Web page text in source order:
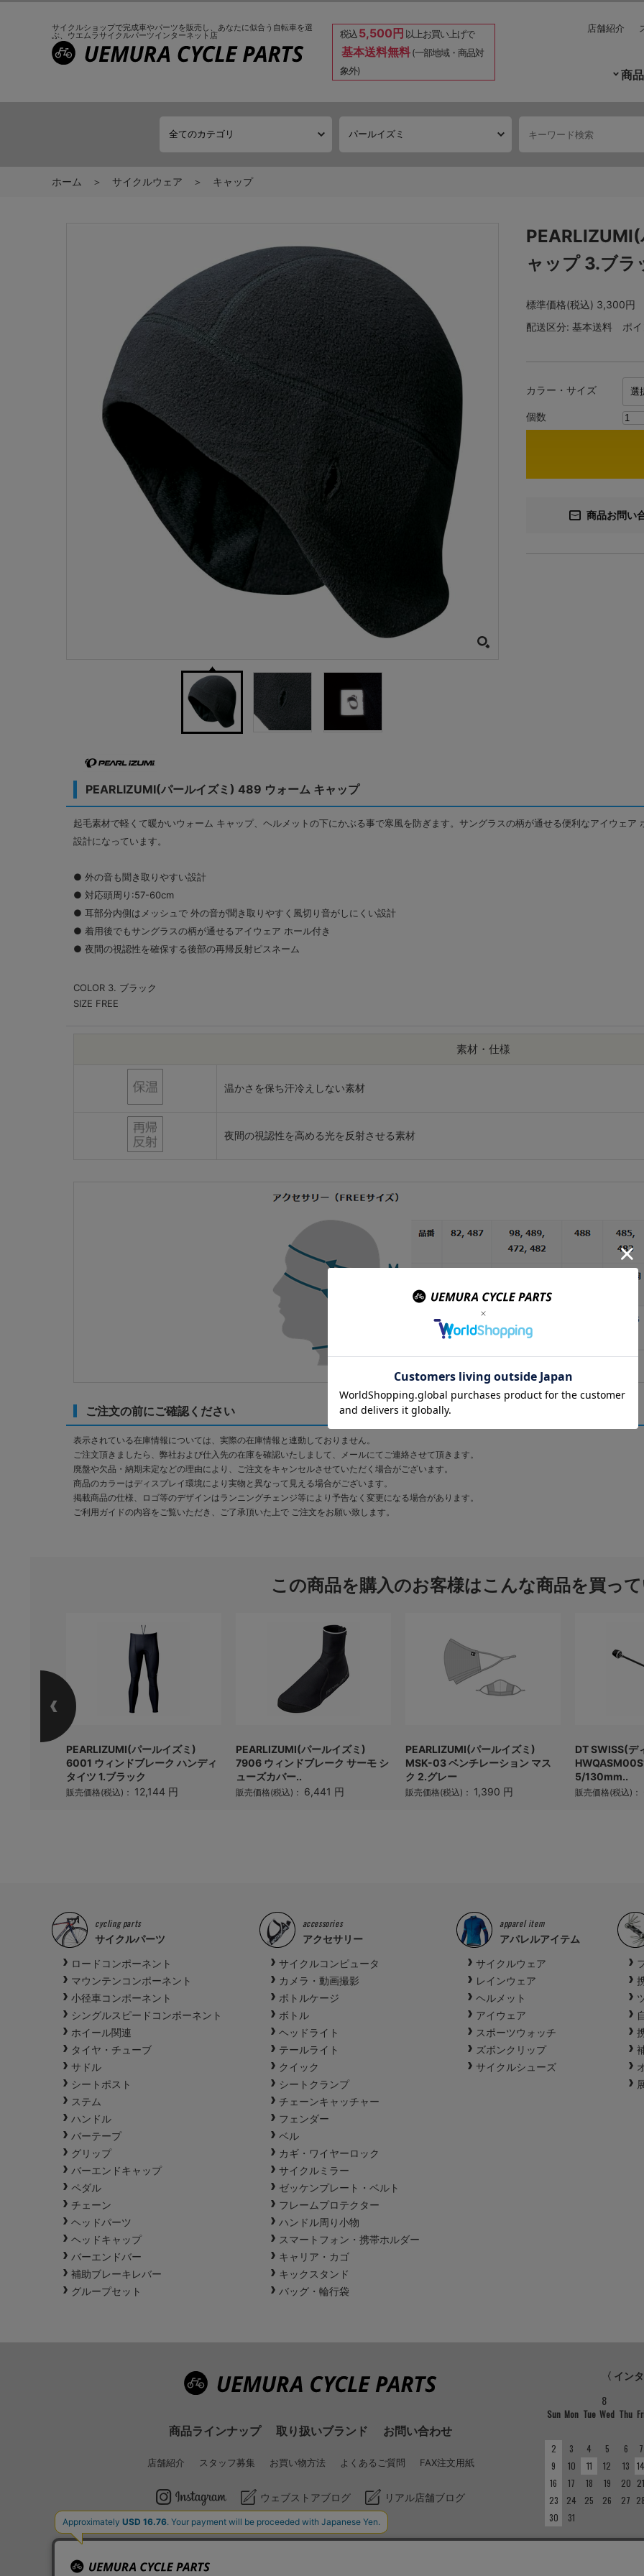
サイクルショップで完成車やパーツを販売し、 あなたに似合う自転車を選
ぶ、 ウエムラサイクルパーツインターネット店 税込5,500円 以上お買い上げで
基本送料無料(一部地域・商品対
象外)
店舗紹介
商
ホーム サイクルウェア キャップ
ャップ 3.ブラ
標準価格(税込) 3,300円
配送区分: 基本送料 ポ
カラー・サイズ
個数
商品お問い
PEARLIZUMI(パールイズミ) 489 ウォーム キャップ
起毛素材で軽くて暖かいウォーム キャップ、ヘルメットの下にかぶる事で寒風を防ぎます。サングラスの柄が通せる便利なアイウェ
設計になっています。
● 外の音も聞き取りやすい設計
● 対応頭周り:57-60cm
● 耳部分内側はメッシュで 外の音が聞き取りやすく風切り音がしにくい設計
● 着用後でもサングラスの柄が通せるアイウェア ホール付き
● 夜間の視認性を確保する後部の再帰反射ピスネーム
COLOR 3. ブラック
SIZE FREE
素材・仕様
温かさを保ち汗冷えしない素材
夜間の視認性を高める光を反射させる素材
ご注文の前にご確認ください
表示されている在庫情報については、実際の在庫情報と連動しておりません。
ご注文頂きましたら、弊社および仕入先の在庫を確認いたしまして、メールにてご連絡させて頂きます。
廃盤や欠品・納期未定などの理由により、ご注文をキャンセルさせていただく場合がございます。
商品のカラーはディスプレイ環境により実物と異なって見える場合がございます。
掲載商品の仕様、ロゴ等のデザインはランニングチェンジ等により予告なく変更になる場合があります。
ご利用ガイドの内容をご覧いただき、ご了承頂いた上で ご注文をお願い致します。
この商品を購入のお客様はこんな商品を買っ
PEARLIZUMI(パールイズミ)
6001 ウィンドブレーク ハンディ
タイツ 1.ブラック
販売価格(税込)： 12,144 円
PEARLIZUMI(パールイズミ)
7906 ウィンドブレーク サーモ シ
ューズカバー..
販売価格(税込)： 6,441 円
PEARLIZUMI(パールイズミ)
MSK-03 ベンチレーション マス
ク 2.グレー
販売価格(税込)： 1,390 円
DT SWISS(デ
5/130mm..
販売価格(税込)：
cycling parts
サイクルパーツ
ロードコンポーネント
マウンテンコンポーネント
小径車コンポーネント
シングルスピードコンポーネント
ホイール関連
タイヤ・チューブ
サドル
シートポスト
ステム
ハンドル
バーテープ
グリップ
バーエンドキャップ
ペダル
チェーン
ヘッドパーツ
ヘッドキャップ
バーエンドバー
補助ブレーキレバー
グループセット
accessories
アクセサリー
サイクルコンピュータ
カメラ・動画撮影
ボトルケージ
ボトル
ヘッドライト
テールライト
クイック
シートクランプ
チェーンキャッチャー
フェンダー
ベル
カギ・ワイヤーロック
サイクルミラー
ゼッケンプレート・ベルト
フレームプロテクター
ハンドル周り小物
スマートフォン・携帯ホルダー
キャリア・カゴ
キックスタンド
バッグ・輪行袋
apparel item
アパレルアイテム
サイクルウェア
レインウェア
ヘルメット
アイウェア
スポーツウォッチ
ズボンクリップ
サイクルシューズ
商品ラインナップ 取り扱いブランド お問い合わせ
店舗紹介 スタッフ募集 お買い物方法 よくあるご質問 FAX注文用紙
ウェブストアブログ リアル店舗ブログ
〈 イン
8
Sun Mon Tue Wed Thu
2 3 4 5 6
7
9
10 11 12 13
14
16
17 18 19 20 21
23
24 25 26 27
30
31